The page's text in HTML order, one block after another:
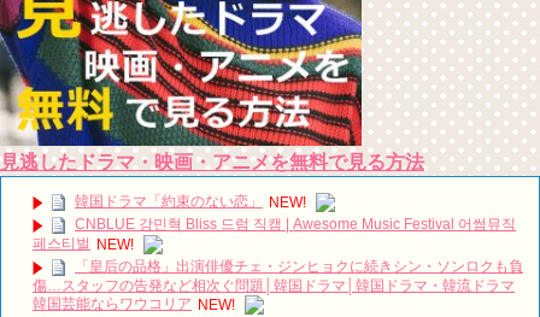
見逃したドラマ・映画・アニメを無料で見る方法
韓国ドラマ「約束のない恋」
NEW!
CNBLUE 강민혁 Bliss 드럼 직캠 | Awesome Music Festival 어썸뮤직
페스티벌 NEW!
「皇后の品格」出演俳優チェ・ジンヒョクに続きシン・ソンロクも負
傷…スタッフの告発など相次ぐ問題│韓国ドラマ│韓国ドラマ・韓流ドラマ
韓国芸能ならワウコリア NEW!